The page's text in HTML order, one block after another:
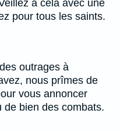
à cela avec une
pour tous les saints.
outrages à
nous prîmes de
vous annoncer
de bien des combats.